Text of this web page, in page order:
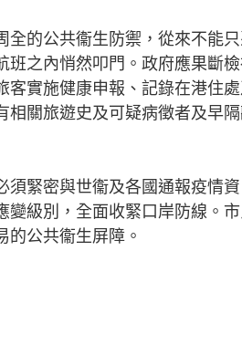
的公共衞生防禦，從來不能
班之內悄然叩門。政府應果斷
客實施健康申報、記錄在港住
相關旅遊史及可疑病徵者及早
緊密與世衞及各國通報疫情資
變級別，全面收緊口岸防線。
公共衞生屏障。